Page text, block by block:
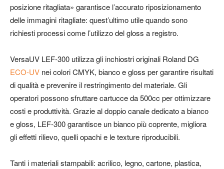
posizione ritagliata» garantisce l’accurato riposizionamento
delle immagini ritagliate: quest’ultimo utile quando sono
richiesti processi come l’utilizzo del gloss a registro.
VersaUV LEF-300 utilizza gli inchiostri originali Roland DG
ECO-UV nei colori CMYK, bianco e gloss per garantire risultati
di qualità e prevenire il restringimento del materiale. Gli
operatori possono sfruttare cartucce da 500cc per ottimizzare
costi e produttività. Grazie al doppio canale dedicato a bianco
e gloss, LEF-300 garantisce un bianco più coprente, migliora
gli effetti rilievo, quelli opachi e le texture riproducibili.
Tanti i materiali stampabili: acrilico, legno, cartone, plastica,